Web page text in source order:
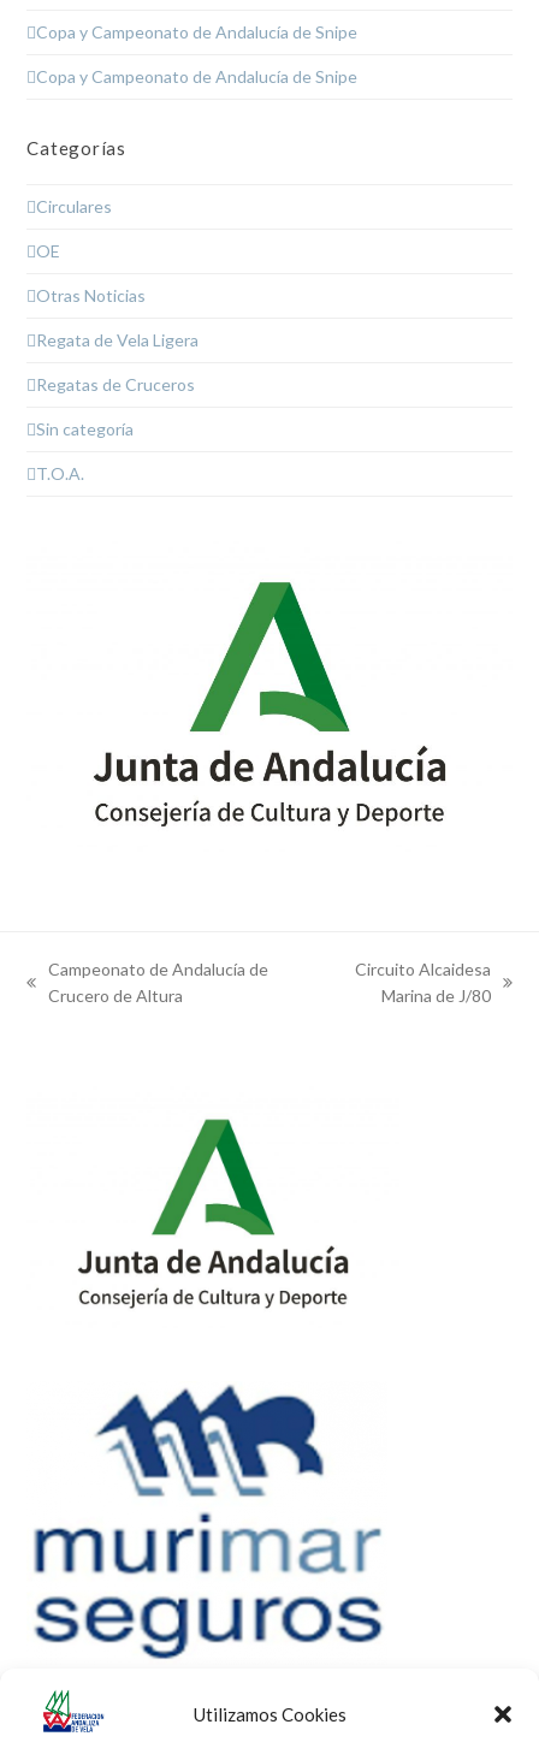
Utilizamos Cookies
Copa y Campeonato de Andalucía de Snipe
Copa y Campeonato de Andalucía de Snipe
Categorías
Circulares
OE
Otras Noticias
Regata de Vela Ligera
Regatas de Cruceros
Sin categoría
T.O.A.
previous
Campeonato de Andalucía de
Crucero de Altura
Circuito Alcaidesa
Marina de J/80